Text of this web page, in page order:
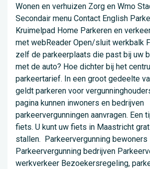
Wonen en verhuizen Zorg en Wmo
Secondair menu Contact English
Kruimelpad Home Parkeren en
met webReader Open/sluit werkbalk
zelf de parkeerplaats die past bij uw
met de auto? Hoe dichter bij het
parkeertarief. In een groot gedeelte
geldt parkeren voor
pagina kunnen inwoners en bedrijven
parkeervergunningen aanvragen. Een
fiets. U kunt uw fiets in Maastricht
stallen. Parkeervergunning bewoners
Parkeervergunning bedrijven
werkverkeer Bezoekersregeling,